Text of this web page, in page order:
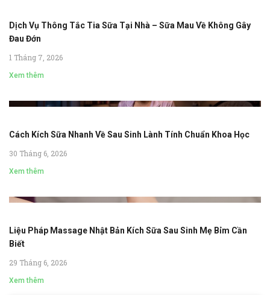
Dịch Vụ Thông Tắc Tia Sữa Tại Nhà – Sữa Mau Về Không Gây
Đau Đớn
1 Tháng 7, 2026
Xem thêm
Cách Kích Sữa Nhanh Về Sau Sinh Lành Tính Chuẩn Khoa Học
30 Tháng 6, 2026
Xem thêm
Liệu Pháp Massage Nhật Bản Kích Sữa Sau Sinh Mẹ Bỉm Cần
Biết
29 Tháng 6, 2026
Xem thêm